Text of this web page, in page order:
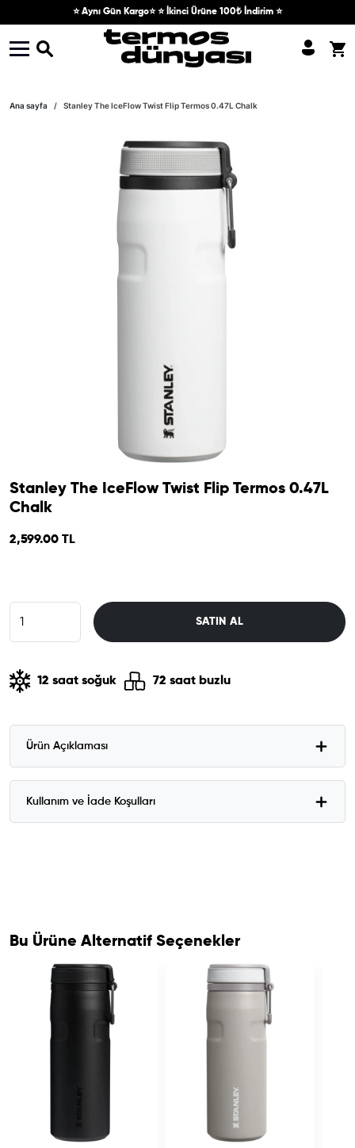
Skip to content⭐ Aynı Gün Kargo⭐ ⭐ İkinci Ürüne 100₺ İndirim ⭐
Ana sayfa Stanley The IceFlow Twist Flip Termos 0.47L Chalk
Stanley The IceFlow Twist Flip Termos 0.47L
Chalk
2,599.00 TL
SATIN AL
12 saat soğuk 72 saat buzlu
Ürün Açıklaması
Kullanım ve İade Koşulları
Bu Ürüne Alternatif Seçenekler